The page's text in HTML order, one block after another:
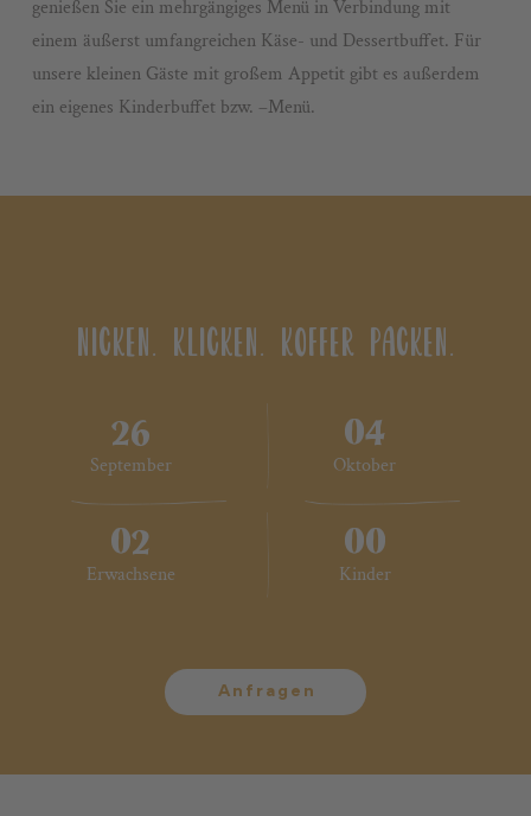
genießen Sie ein mehrgängiges Menü in Verbindung mit
einem äußerst umfangreichen Käse- und Dessertbuffet. Für
unsere kleinen Gäste mit großem Appetit gibt es außerdem
ein eigenes Kinderbuffet bzw. –Menü.
NICKEN. KLICKEN. KOFFER PACKEN.
26
September
04
Oktober
2 Erwachsene
02
Erwachsene
Keine Kinder
00
Kinder
Anfragen